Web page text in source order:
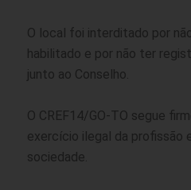
O local foi interditado por
habilitado e por não ter
junto ao Conselho.
O CREF14/GO-TO segue
exercício ilegal da profissão
sociedade.